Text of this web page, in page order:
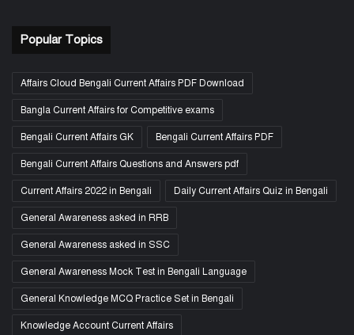
Popular Topics
Affairs Cloud Bengali Current Affairs PDF Download
Bangla Current Affairs for Competitive exams
Bengali Current Affairs GK Bengali Current Affairs PDF
Bengali Current Affairs Questions and Answers pdf
Current Affairs 2022 in Bengali Daily Current Affairs Quiz in Bengali
General Awareness asked in RRB
General Awareness asked in SSC
General Awareness Mock Test in Bengali Language
General Knowledge MCQ Practice Set in Bengali
Knowledge Account Current Affairs